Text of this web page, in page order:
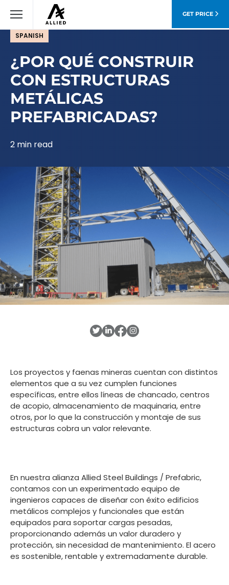
GET PRICE
SPANISH
¿POR QUÉ CONSTRUIR
CON ESTRUCTURAS
METÁLICAS
PREFABRICADAS?
2 min read
Los proyectos y faenas mineras cuentan con distintos
elementos que a su vez cumplen funciones
específicas, entre ellos líneas de chancado, centros
de acopio, almacenamiento de maquinaria, entre
otros, por lo que la construcción y montaje de sus
estructuras cobra un valor relevante.
En nuestra alianza Allied Steel Buildings / Prefabric,
contamos con un experimentado equipo de
ingenieros capaces de diseñar con éxito edificios
metálicos complejos y funcionales que están
equipados para soportar cargas pesadas,
proporcionando además un valor duradero y
protección, sin necesidad de mantenimiento. El acero
es sostenible, rentable y extremadamente durable.